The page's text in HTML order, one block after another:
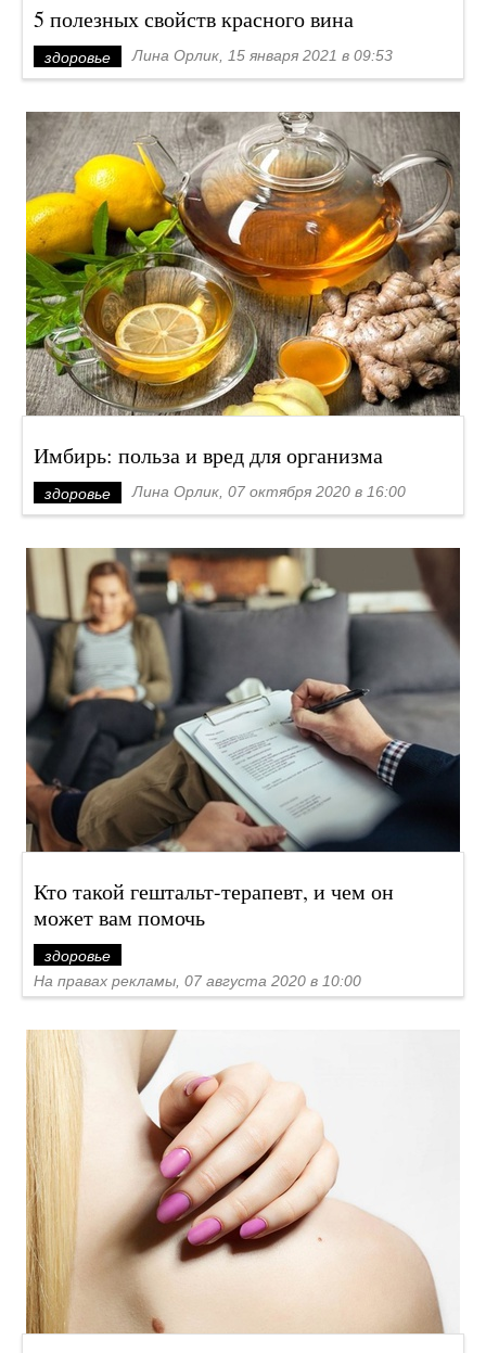
5 полезных свойств красного вина
здоровье Лина Орлик, 15 января 2021 в 09:53
Имбирь: польза и вред для организма
здоровье Лина Орлик, 07 октября 2020 в 16:00
Кто такой гештальт-терапевт, и чем он
может вам помочь
здоровье
На правах рекламы, 07 августа 2020 в 10:00